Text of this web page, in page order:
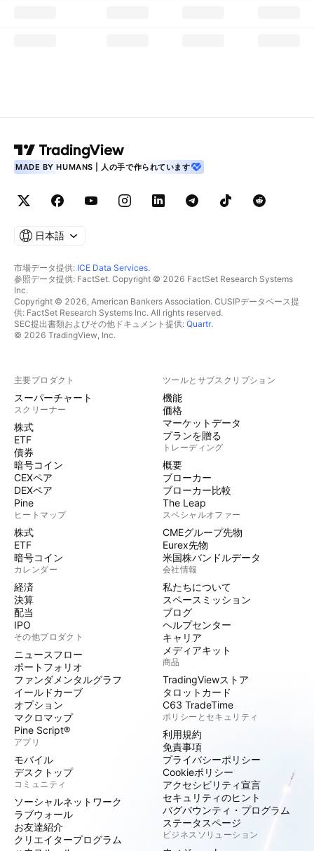
MADE BY HUMANS | 人の手で作られています
日本語
市場データ提供: ICE Data Services.
参照データ提供: FactSet. Copyright © 2026 FactSet Research Systems
Inc.
Copyright © 2026, American Bankers Association. CUSIPデータベース提
供: FactSet Research Systems Inc. All rights reserved.
SEC提出書類およびその他ドキュメント提供: Quartr.
© 2026 TradingView, Inc.
主要プロダクト
スーパーチャート
スクリーナー
株式
ETF
債券
暗号コイン
CEXペア
DEXペア
Pine
ヒートマップ
株式
ETF
暗号コイン
カレンダー
経済
決算
配当
IPO
その他プロダクト
ニュースフロー
ポートフォリオ
ファンダメンタルグラフ
イールドカーブ
オプション
マクロマップ
Pine Script®
アプリ
モバイル
デスクトップ
コミュニティ
ソーシャルネットワーク
ラブウォール
お友達紹介
クリエイタープログラム
ツールとサブスクリプション
機能
価格
マーケットデータ
プランを贈る
トレーディング
概要
ブローカー
ブローカー比較
The Leap
スペシャルオファー
CMEグループ先物
Eurex先物
米国株バンドルデータ
会社情報
私たちについて
スペースミッション
ブログ
ヘルプセンター
キャリア
メディアキット
商品
TradingViewストア
タロットカード
C63 TradeTime
ポリシーとセキュリティ
利用規約
免責事項
プライバシーポリシー
Cookieポリシー
アクセシビリティ宣言
セキュリティのヒント
バグバウンティ・プログラム
ステータスページ
ビジネスソリューション